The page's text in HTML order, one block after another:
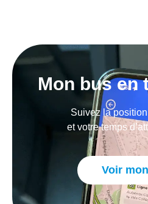
Mon bus en
Suivez la
et votre temps
Voir